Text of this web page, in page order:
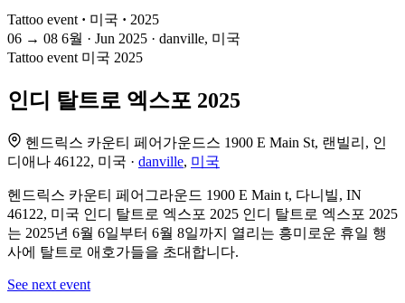
Tattoo event · 미국 · 2025
06 → 08 6월 · Jun 2025 · danville, 미국
Tattoo event 미국 2025
인디 탈트로 엑스포 2025
헨드릭스 카운티 페어가운드스 1900 E Main St, 랜빌리, 인
디애나 46122, 미국 · danville, 미국
헨드릭스 카운티 페어그라운드 1900 E Main t, 다니빌, IN
46122, 미국 인디 탈트로 엑스포 2025 인디 탈트로 엑스포 2025
는 2025년 6월 6일부터 6월 8일까지 열리는 흥미로운 휴일 행
사에 탈트로 애호가들을 초대합니다.
See next event